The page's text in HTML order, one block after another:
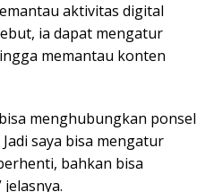
aktivitas digital
ia dapat mengatur
memantau konten
menghubungkan ponsel
saya bisa mengatur
bahkan bisa